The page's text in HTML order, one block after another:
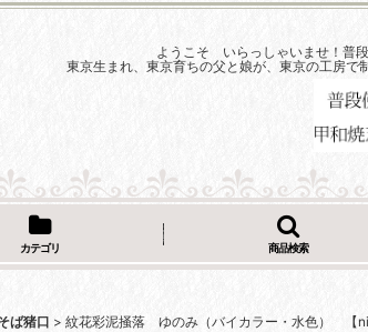
ようこそ いらっしゃいませ！普
東京生まれ、東京育ちの父と娘が、東京の工房で
カテゴリ 商品検索
ば猪口 > 紋花彩泥掻落 ゆのみ（バイカラー・水色） 【